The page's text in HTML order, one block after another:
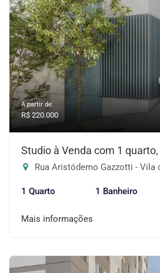
A partir de:
R$ 220.000
Studio à Venda com 1 quarto,
Rua Aristódemo Gazzotti - Vila das
1 Quarto 1 Banheiro
Mais informações